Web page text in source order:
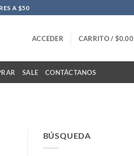
A $50
ACCEDER CARRITO / $0.00
SALE CONTÁCTANOS
BÚSQUEDA